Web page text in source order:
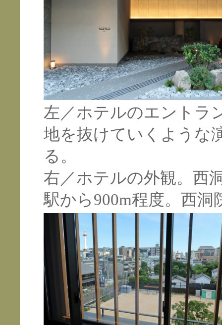
左／ホテルのエントラ
地を抜けていくような
る。
右／ホテルの外観。西
駅から900m程度。西